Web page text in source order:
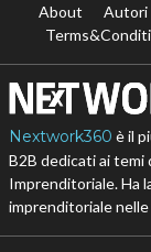
About Autori
Nextwork360 è il
B2B dedicati ai temi
Imprenditoriale. Ha
imprenditoriale